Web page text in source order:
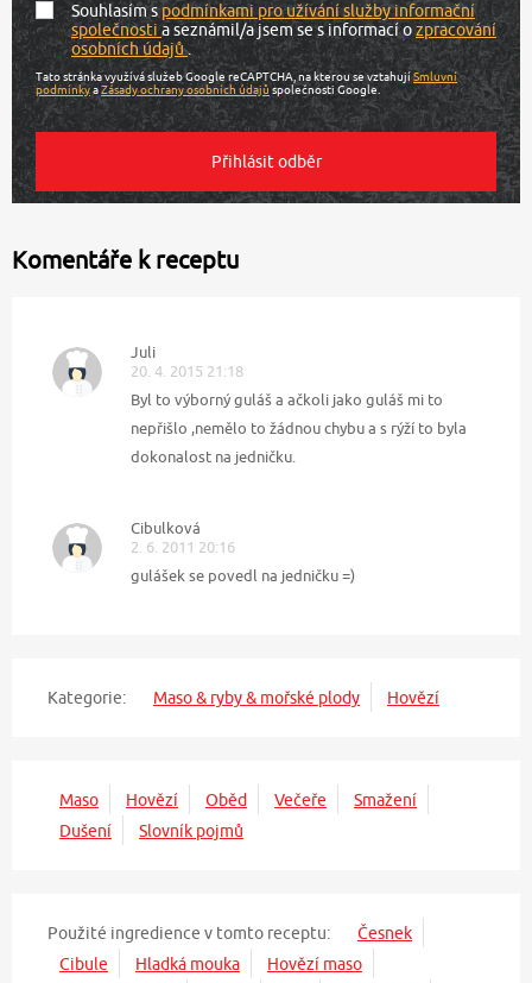
Souhlasím spodmínkami pro užívání služby informační
společnostia seznámil/a jsem se s informací ozpracování
osobních údajů.
Tato stránka využívá služeb Google reCAPTCHA, na kterou se vztahujíSmluvní
podmínkyaZásady ochrany osobních údajů společnosti Google.
Komentáře k receptu
Juli
20. 4. 2015 21:18
Byl to výborný guláš a ačkoli jako guláš mi to
nepřišlo ,nemělo to žádnou chybu a s rýží to byla
dokonalost na jedničku.
Cibulková
2. 6. 2011 20:16
gulášek se povedl na jedničku =)
Kategorie: Maso & ryby & mořské plody Hovězí
Maso Hovězí Oběd Večeře
Smažení
Dušení
Slovník pojmů
Použité ingredience v tomto receptu:
Česnek
Cibule
Hladká mouka
Hovězí maso